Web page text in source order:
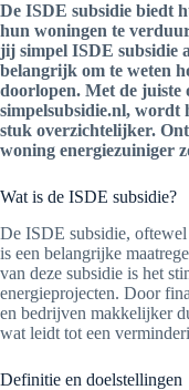
De ISDE subsidie biedt
hun woningen te
jij simpel ISDE subsidie
belangrijk om te weten
doorlopen. Met de juiste
simpelsubsidie.nl, wordt
stuk overzichtelijker.
woning energiezuiniger
Wat is de ISDE subsidie?
De ISDE subsidie,
is een belangrijke
van deze subsidie is het
energieprojecten. Door
en bedrijven makkelijker
wat leidt tot een
Definitie en doelstellingen